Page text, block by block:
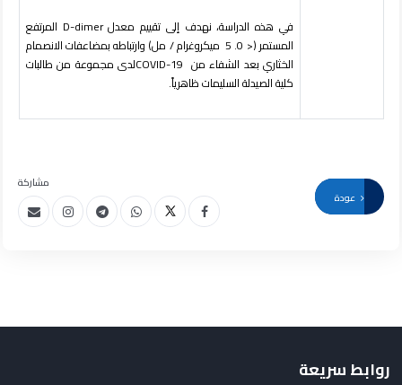
في هذه الدراسة، نهدف إلى تقييم معدل D-dimer المرتفع
المستمر (< 0. 5 ميكروغرام / مل) وارتباطه بمضاعفات الانصمام
الخثاري بعد الشفاء من COVID-19لدى مجموعة من طالبات
كلية الصيدلة السليمات ظاهرياً.
مشاركة
روابط سريعة